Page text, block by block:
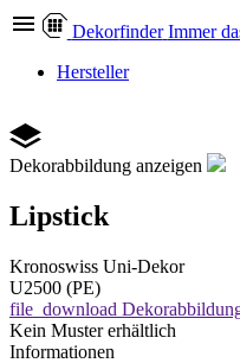
Dekorfinder Immer
Hersteller
Dekorabbildung anzeigen
Lipstick
Kronoswiss Uni-Dekor
U2500 (PE)
file_download
Kein Muster erhältlich
Informationen